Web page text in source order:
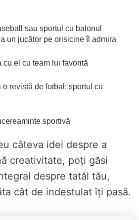
sau sportul cu balonul
un jucător pe orisicine îl admira
cu el cu team lui favorită
revistă de fotbal; sportul cu
sportivă
câteva idei despre a
creativitate, poți găsi
despre tatăl tău,
cât de indestulat îți pasă.